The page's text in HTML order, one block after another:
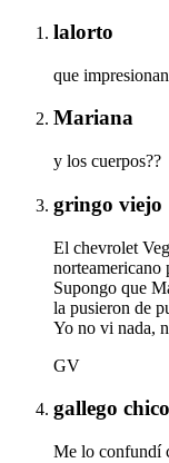
lalorto
que
Mariana
y los cuerpos??
gringo viejo
El chevrolet
norteamericano
Supongo que
la pusieron de
Yo no vi nada,
GV
gallego chico
Me lo confundí